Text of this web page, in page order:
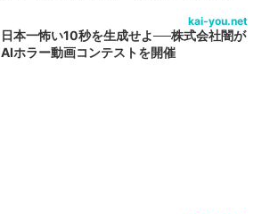
kai-you.net
日本一怖い10秒を生成せよ──株式会社闇が
AIホラー動画コンテストを開催